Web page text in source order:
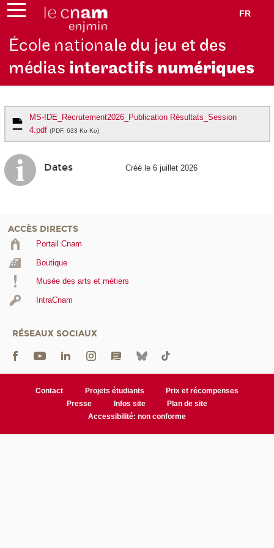
FR
École nationale du jeu et des
médias interactifs numériques
MS-IDE_Recrutement2026_Publication Résultats_Session
4.pdf (PDF, 633 Ko Ko)
Dates Créé le 6 juillet 2026
ACCÈS DIRECTS
Portail Cnam
Boutique
Musée des arts et métiers
IntraCnam
RÉSEAUX SOCIAUX
Contact Projets étudiants
Prix et récompenses
Presse
Infos site
Plan de site
Accessibilité: non conforme